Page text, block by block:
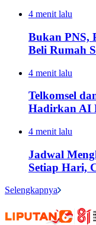
4 menit lalu
Bukan PNS,
Beli Rumah
4 menit lalu
Telkomsel
Hadirkan AI
4 menit lalu
Jadwal
Setiap Hari,
Selengkapnya